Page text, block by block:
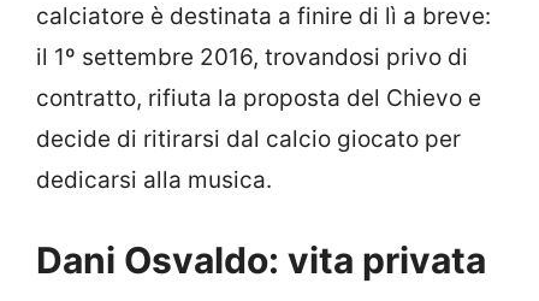
calciatore è destinata a finire di lì a breve:
il 1º settembre 2016, trovandosi privo di
contratto, rifiuta la proposta del Chievo e
decide di ritirarsi dal calcio giocato per
dedicarsi alla musica.
Dani Osvaldo: vita privata